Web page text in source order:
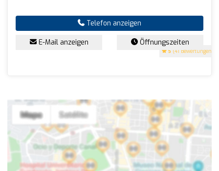
5 (41 Bewertungen)
Telefon anzeigen
E-Mail anzeigen Öffnungszeiten